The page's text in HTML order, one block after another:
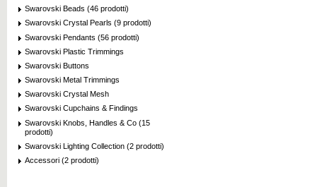
Swarovski Beads (46 prodotti)
Swarovski Crystal Pearls (9 prodotti)
Swarovski Pendants (56 prodotti)
Swarovski Plastic Trimmings
Swarovski Buttons
Swarovski Metal Trimmings
Swarovski Crystal Mesh
Swarovski Cupchains & Findings
Swarovski Knobs, Handles & Co (15
prodotti)
Swarovski Lighting Collection (2 prodotti)
Accessori (2 prodotti)